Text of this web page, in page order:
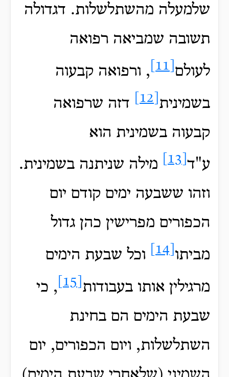
שלמעלה מהשתלשלות. דגדולה
תשובה שמביאה רפואה
לעולם
, ורפואה קבעוה
בשמינית
דזה שרפואה
קבעוה בשמינית הוא
ע"ד
מילה שניתנה בשמינית.
וזהו ששבעה ימים קודם יום
הכפורים מפרישין כהן גדול
מביתו
וכל שבעת הימים
מרגילין אותו בעבודות
, כי
שבעת הימים הם בחינת
השתלשלות, ויום הכפורים, יום